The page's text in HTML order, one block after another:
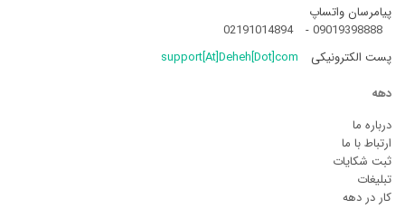
پیامرسان واتساپ
09019398888
-
02191014894
پست الکترونیکی
support[At]Deheh[Dot]com
دهه
درباره ما
ارتباط با ما
ثبت شکایات
تبلیغات
کار در دهه